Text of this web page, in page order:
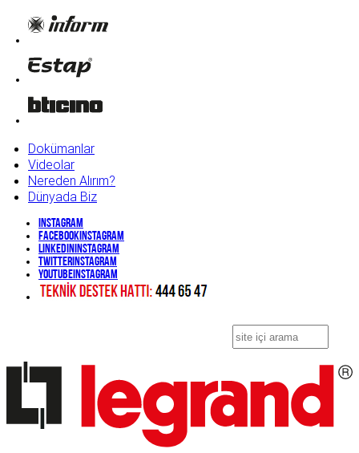
Dokümanlar
Videolar
Nereden Alırım?
Dünyada Biz
Instagram
Facebook Instagram
Linkedin Instagram
Twitter Instagram
YouTube Instagram